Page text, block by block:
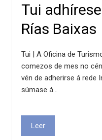
Tui
Rías Baixas
Tui | A Oficina de
comezos de mes no
vén de adherirse á rede
súmase á…
Leer